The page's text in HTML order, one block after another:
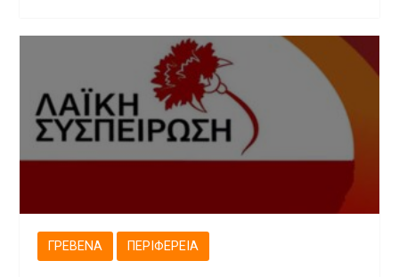
ΓΡΕΒΕΝΆ ΠΕΡΙΦΈΡΕΙΑ